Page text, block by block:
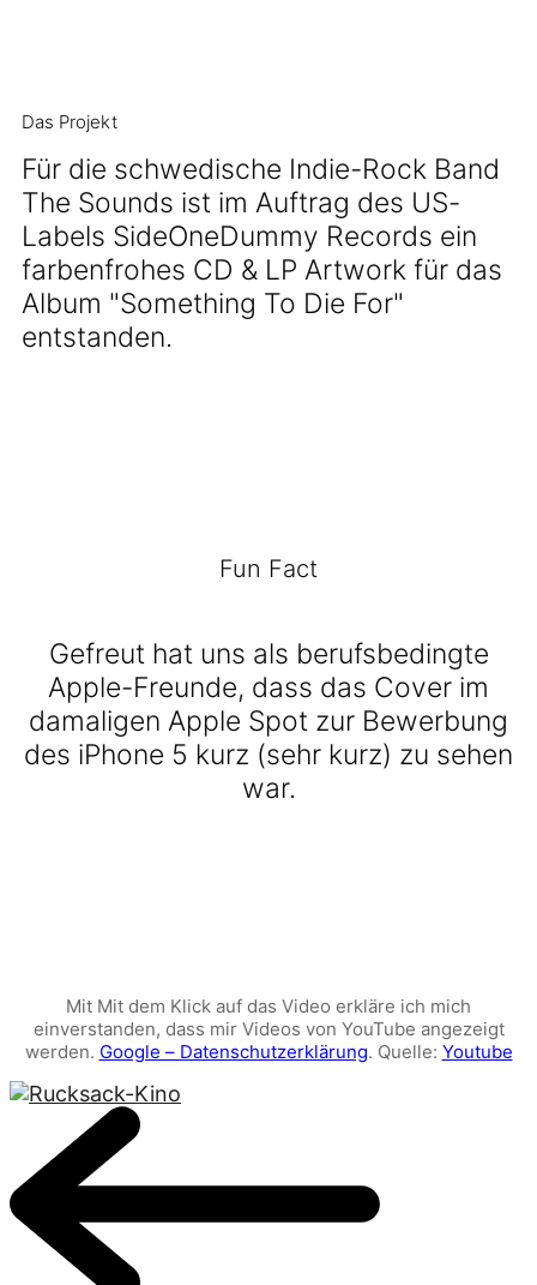
Das Projekt
Für die schwedische Indie-Rock Band
The Sounds ist im Auftrag des US-
Labels SideOneDummy Records ein
farbenfrohes CD & LP Artwork für das
Album "Something To Die For"
entstanden.
Fun Fact
Gefreut hat uns als berufsbedingte
Apple-Freunde, dass das Cover im
damaligen Apple Spot zur Bewerbung
des iPhone 5 kurz (sehr kurz) zu sehen
war.
Mit Mit dem Klick auf das Video erkläre ich mich
einverstanden, dass mir Videos von YouTube angezeigt
werden. Google – Datenschutzerklärung. Quelle: Youtube